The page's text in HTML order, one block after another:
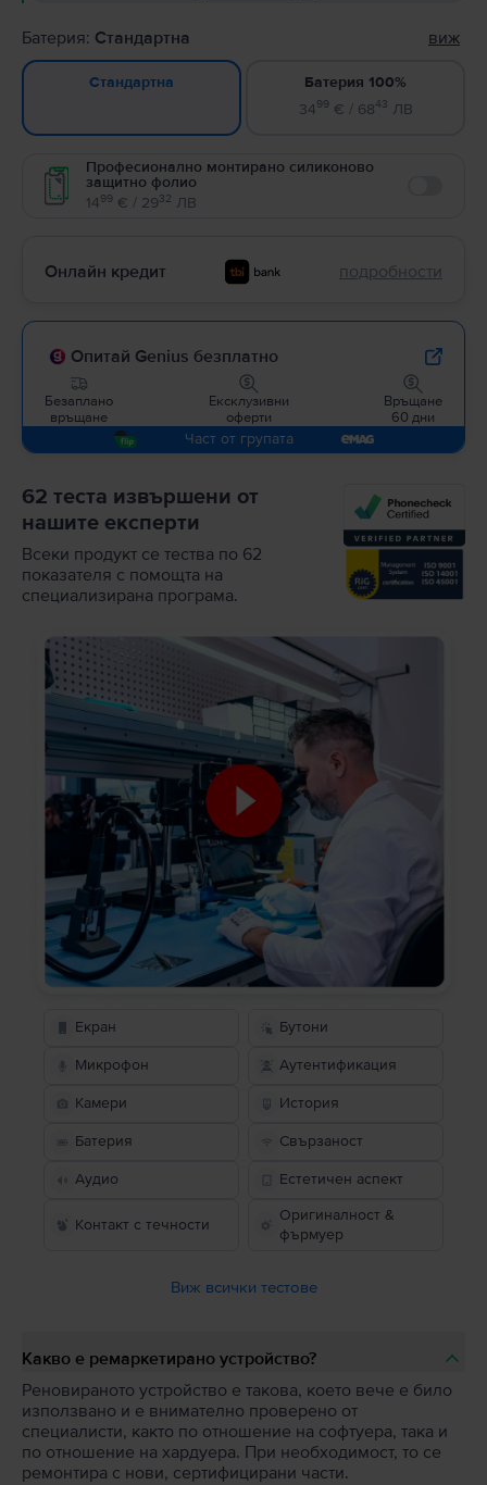
Батерия: Стандартна виж
Стандартна
Батерия 100%
3499€ / 6843 ЛВ
Професионално монтирано силиконово
защитно фолио
1499 € / 2932 ЛВ
Онлайн кредит подробности
Опитай Genius безплатно
Безаплано
връщане
Ексклузивни
оферти
Връщане
60 дни
Част от групата
62 теста извършени от
нашите експерти
Всеки продукт се тества по 62
показателя с помощта на
специализирана програма.
Екран Бутони
Микрофон Аутентификация
Камери История
Батерия Свързаност
Аудио Естетичен аспект
Контакт с течности
Оригиналност &
фърмуер
Виж всички тестове
Какво е ремаркетирано устройство?
Реновираното устройство е такова, което вече е било
използвано и е внимателно проверено от
специалисти, както по отношение на софтуера, така и
по отношение на хардуера. При необходимост, то се
ремонтира с нови, сертифицирани части.